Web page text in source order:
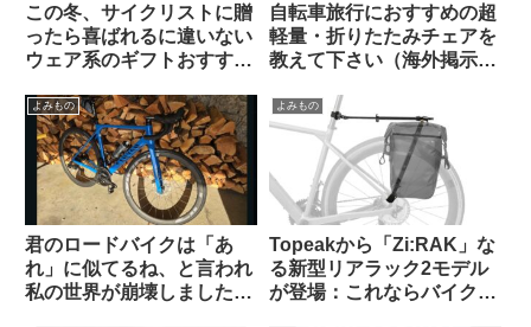
この冬、サイクリストに贈
ったら喜ばれるに違いない
ウェア系のギフトおすすめ
ものから】
自転車旅行におすすめの超
軽量・折りたたみチェアを
教えて下さい（海外掲示板
モデルの使用感】
よみもの
君のロードバイクは「あ
れ」に似てるね、と言われ
私の世界が崩壊しました
よみもの
Topeakから「Zi:RAK」な
る新型リアラック2モデル
が登場：これならバイクパ